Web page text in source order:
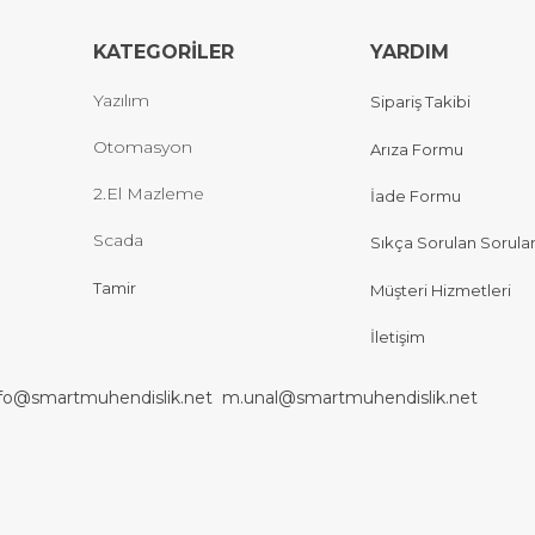
KATEGORİLER
Yazılım
Otomasyon
2.El Mazleme
Scada
Tamir
YARDIM
Sipariş Takibi
Arıza Formu
İade Formu
Sıkça Sorulan Sorular
Müşteri Hizmetleri
İletişim
m.unal@smartmuhendislik.net